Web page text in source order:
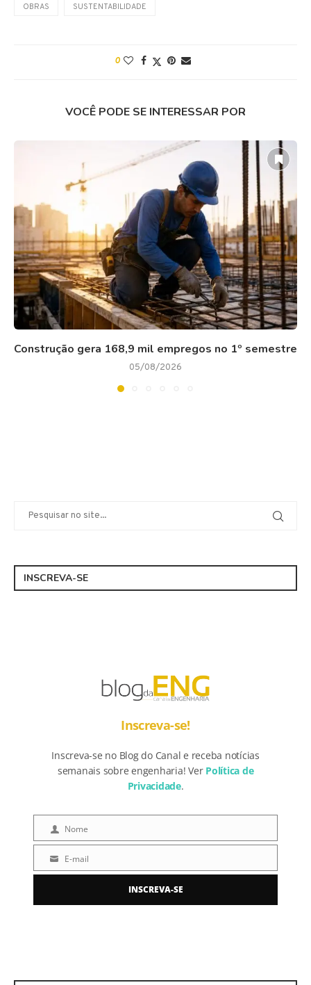
OBRAS SUSTENTABILIDADE
0
VOCÊ PODE SE INTERESSAR POR
Construção gera 168,9 mil empregos no 1º semestre
05/08/2026
INSCREVA-SE
Inscreva-se!
Inscreva-se no Blog do Canal e receba notícias
semanais sobre engenharia! Ver Política de
Privacidade.
Nome Nome
mail
E-mail
INSCREVA-SE